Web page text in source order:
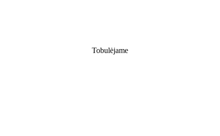
Tobulėjame